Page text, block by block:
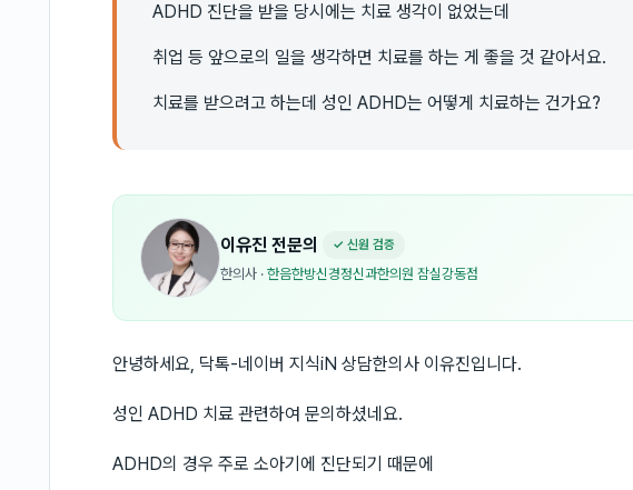
ADHD 진단을 받을 당시에는 치료 생각이 없었는데
취업 등 앞으로의 일을 생각하면 치료를 하는 게 좋을 것 같아서요.
치료를 받으려고 하는데 성인 ADHD는 어떻게 치료하는 건가요?
이유진 전문의 ✓ 신원 검증
한의사 · 한음한방신경정신과한의원 잠실강동점
안녕하세요, 닥톡-네이버 지식iN 상담한의사 이유진입니다.
성인 ADHD 치료 관련하여 문의하셨네요.
ADHD의 경우 주로 소아기에 진단되기 때문에